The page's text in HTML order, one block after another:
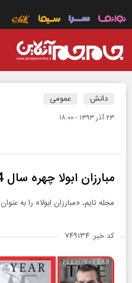
دانش عمومی
۲۳ آذر ۱۳۹۳ - ۱۸:۰۰
مبارزان ابولا چهره سال 2014 شدند + عکس
مجله تایم، «مبارزان ابولا» را به عنوان چهره سال
کد خبر: ۷۴۹۱۳۴